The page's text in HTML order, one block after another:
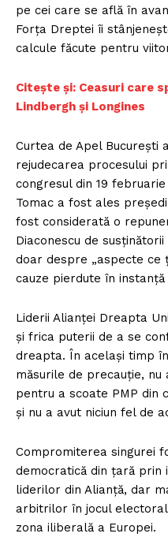
pe cei care se află în
Forța Dreptei îi
calcule făcute pentru
Citește și: Ceasuri care
Lindbergh și Longines
Curtea de Apel București
rejudecarea procesului
congresul din 19
Tomac a fost ales
fost considerată o
Diaconescu de
doar despre „aspecte ce
cauze pierdute în instanță
Liderii Alianței Dreapta
și frica puterii de a se
dreapta. În același timp
măsurile de precauție,
pentru a scoate PMP din
și nu a avut niciun fel de
Compromiterea singurei
democratică din țară prin
liderilor din Alianță, dar
arbitrilor în jocul
zona iliberală a Europei.